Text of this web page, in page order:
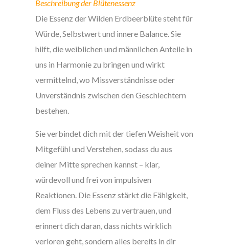
Beschreibung der Blütenessenz
Die Essenz der Wilden Erdbeerblüte steht für
Würde, Selbstwert und innere Balance. Sie
hilft, die weiblichen und männlichen Anteile in
uns in Harmonie zu bringen und wirkt
vermittelnd, wo Missverständnisse oder
Unverständnis zwischen den Geschlechtern
bestehen.
Sie verbindet dich mit der tiefen Weisheit von
Mitgefühl und Verstehen, sodass du aus
deiner Mitte sprechen kannst – klar,
würdevoll und frei von impulsiven
Reaktionen. Die Essenz stärkt die Fähigkeit,
dem Fluss des Lebens zu vertrauen, und
erinnert dich daran, dass nichts wirklich
verloren geht, sondern alles bereits in dir